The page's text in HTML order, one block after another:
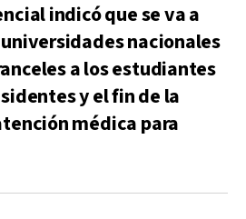
indicó que se va a
nacionales
a los estudiantes
y el fin de la
médica para